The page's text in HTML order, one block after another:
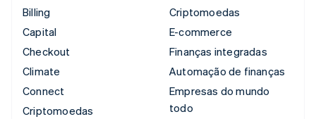
Billing
Capital
Checkout
Climate
Connect
Criptomoedas
Criptomoedas
E-commerce
Finanças integradas
Automação de finanças
Empresas do mundo
todo